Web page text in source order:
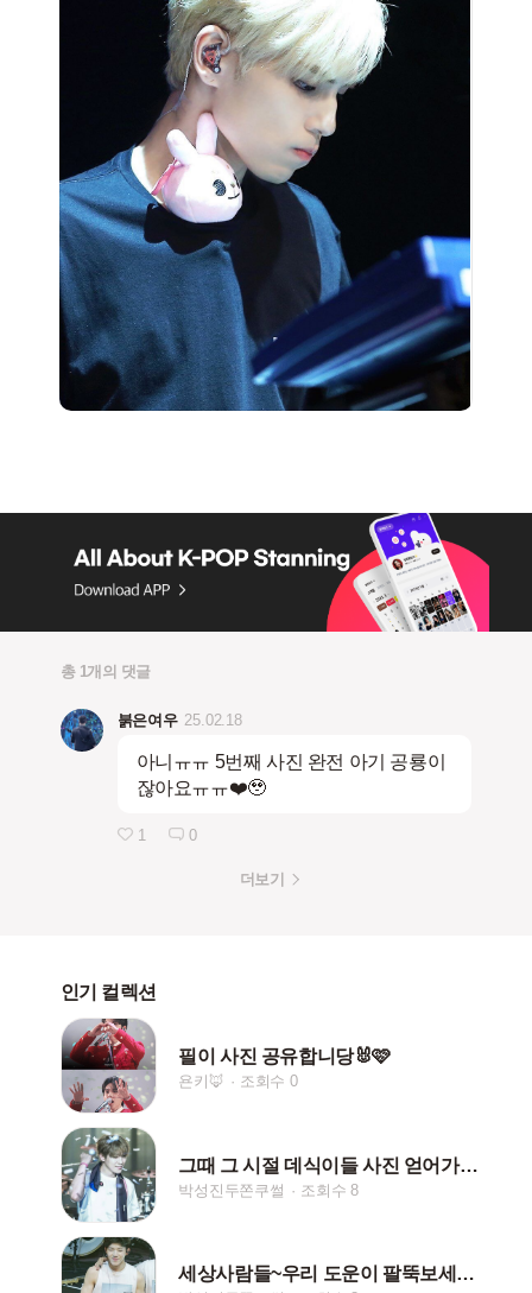
총 1개의 댓글
붉은여우 25.02.18
아니ㅠㅠ 5번째 사진 완전 아기 공룡이
잖아요ㅠㅠ❤️🥹
1 0
더보기
인기 컬렉션
필이 사진 공유합니당🐰🩷
욘키🦊 조회수 0
그때 그 시절 데식이들 사진 얻어가세요!!*퍼갈시 댓글
박성진두쫀쿠썰 조회수 8
세상사람들~우리 도운이 팔뚝보세요!!*퍼갈 시 댓글